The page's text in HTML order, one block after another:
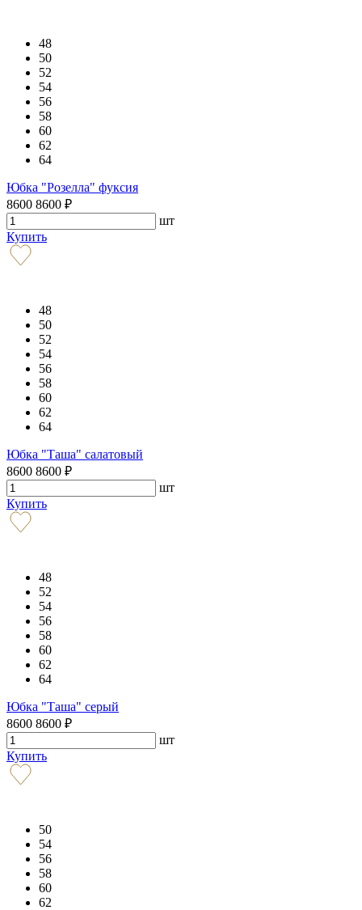
48
50
52
54
56
58
60
62
64
Юбка "Розелла" фуксия
8600 8600 ₽
шт
Купить
48
50
52
54
56
58
60
62
64
Юбка "Таша" салатовый
8600 8600 ₽
шт
Купить
48
52
54
56
58
60
62
64
Юбка "Таша" серый
8600 8600 ₽
шт
Купить
50
54
56
58
60
62